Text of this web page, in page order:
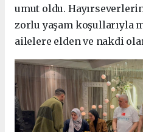
umut oldu.
zorlu yaşam koşullarıyla
ailelere elden ve nakdi